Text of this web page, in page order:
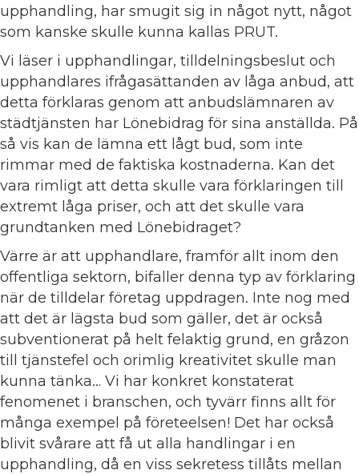
upphandling, har smugit sig in något nytt, något
som kanske skulle kunna kallas PRUT.
Vi läser i upphandlingar, tilldelningsbeslut och
upphandlares ifrågasättanden av låga anbud, att
detta förklaras genom att anbudslämnaren av
städtjänsten har Lönebidrag för sina anställda. På
så vis kan de lämna ett lågt bud, som inte
rimmar med de faktiska kostnaderna. Kan det
vara rimligt att detta skulle vara förklaringen till
extremt låga priser, och att det skulle vara
grundtanken med Lönebidraget?
Värre är att upphandlare, framför allt inom den
offentliga sektorn, bifaller denna typ av förklaring
när de tilldelar företag uppdragen. Inte nog med
att det är lägsta bud som gäller, det är också
subventionerat på helt felaktig grund, en gråzon
till tjänstefel och orimlig kreativitet skulle man
kunna tänka… Vi har konkret konstaterat
fenomenet i branschen, och tyvärr finns allt för
många exempel på företeelsen! Det har också
blivit svårare att få ut alla handlingar i en
upphandling, då en viss sekretess tillåts mellan